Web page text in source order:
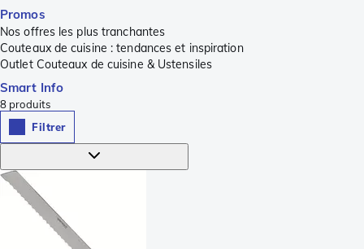
Promos
Nos offres les plus tranchantes
Couteaux de cuisine : tendances et inspiration
Outlet Couteaux de cuisine & Ustensiles
Smart Info
8 produits
Filtrer